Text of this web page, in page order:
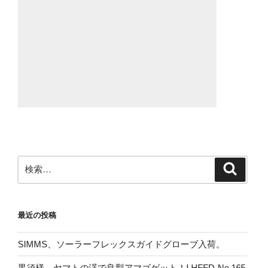
検
索:
最近の投稿
SIMMS、ソーラーフレックスガイドグローブ入荷。